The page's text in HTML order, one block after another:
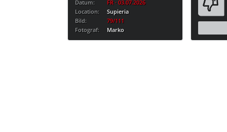
Datum:
FR · 03.07.2026
Location:
Supieria
Bild:
79/111
Fotograf:
Marko